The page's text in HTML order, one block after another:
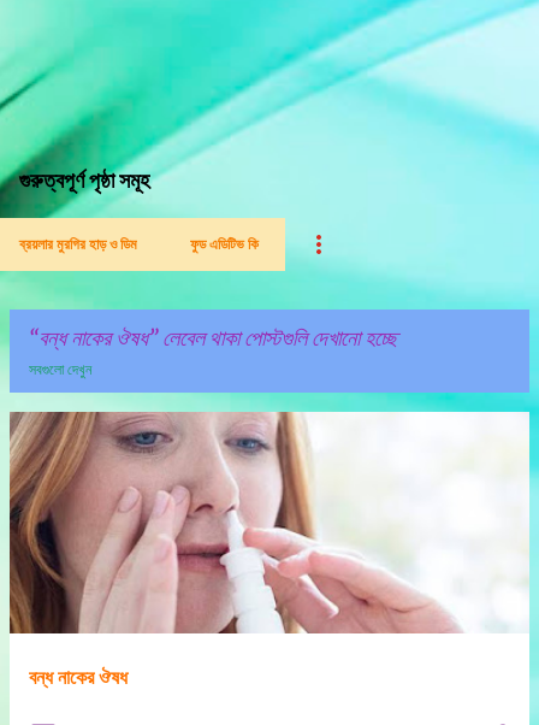
গুরুত্বপূর্ণ পৃষ্ঠা সমূহ
ব্রয়লার মুরগির হাড় ও ডিম ফুড এডিটিভ কি
বন্ধ নাকের ঔষধ লেবেল থাকা পোস্টগুলি দেখানো হচ্ছে
সবগুলো দেখুন
পো
স্ট
গু
লি
বন্ধ নাকের ঔষধ